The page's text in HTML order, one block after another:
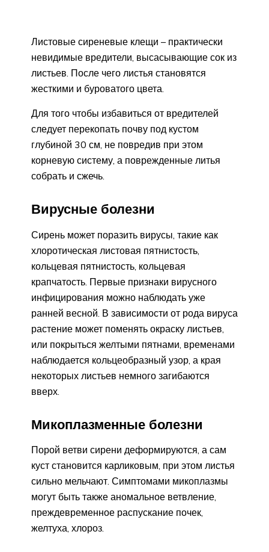
Листовые сиреневые клещи – практически
невидимые вредители, высасывающие сок из
листьев. После чего листья становятся
жесткими и буроватого цвета.
Для того чтобы избавиться от вредителей
следует перекопать почву под кустом
глубиной 30 см, не повредив при этом
корневую систему, а поврежденные литья
собрать и сжечь.
Вирусные болезни
Сирень может поразить вирусы, такие как
хлоротическая листовая пятнистость,
кольцевая пятнистость, кольцевая
крапчатость. Первые признаки вирусного
инфицирования можно наблюдать уже
ранней весной. В зависимости от рода вируса
растение может поменять окраску листьев,
или покрыться желтыми пятнами, временами
наблюдается кольцеобразный узор, а края
некоторых листьев немного загибаются
вверх.
Микоплазменные болезни
Порой ветви сирени деформируются, а сам
куст становится карликовым, при этом листья
сильно мельчают. Симптомами микоплазмы
могут быть также аномальное ветвление,
преждевременное распускание почек,
желтуха, хлороз.